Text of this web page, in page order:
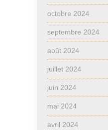
octobre 2024
septembre 2024
août 2024
juillet 2024
juin 2024
mai 2024
avril 2024